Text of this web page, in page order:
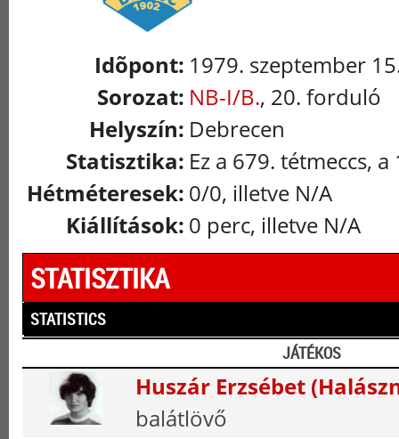
Idõpont: 1979. szeptember
Sorozat: NB-I/B., 20. forduló
Helyszín: Debrecen
Statisztika: Ez a 679. tétmeccs,
Hétméteresek: 0/0, illetve N/A
Kiállítások: 0 perc, illetve N/A
STATISZTIKA
STATISTICS
JÁTÉKOS
Huszár Erzsébet
balátlövő